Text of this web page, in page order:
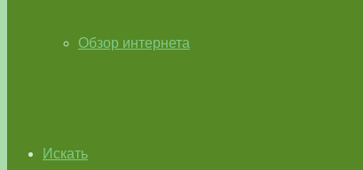
Обзор интернета
Искать